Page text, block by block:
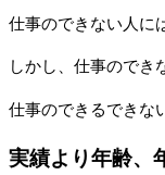
仕事のできない人に
しかし、仕事のでき
仕事のできるできな
実績より年齢、